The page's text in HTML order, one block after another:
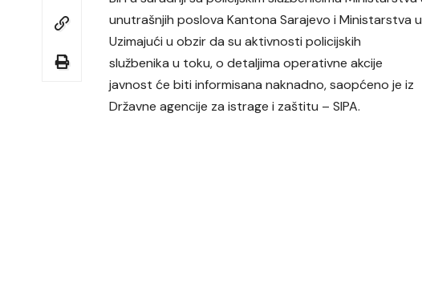
unutrašnjih poslova Kantona Sarajevo i Ministarstva
Uzimajući u obzir da su aktivnosti policijskih
službenika u toku, o detaljima operativne akcije
javnost će biti informisana naknadno, saopćeno je iz
Državne agencije za istrage i zaštitu – SIPA.